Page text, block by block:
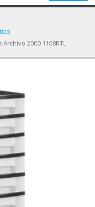
2000 1108RTL